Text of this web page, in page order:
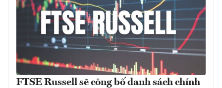
FTSE Russell sẽ công bố danh sách chính